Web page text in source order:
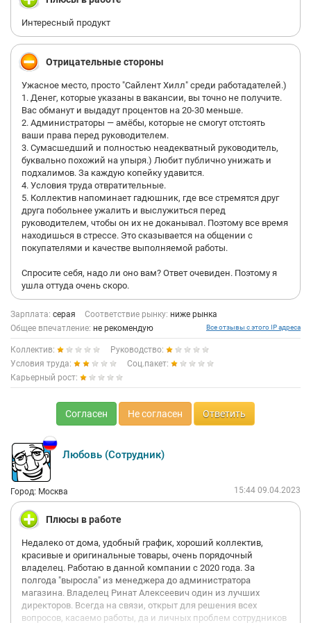
Отдельно хочу отметить, что любят накручивать отзывы о
дурачка-работника. Здесь, кстати, есть мой положительный
Интересный продукт
Отрицательные стороны
Ужасное место, просто "Сайлент Хилл" среди работадателей.)
1. Денег, которые указаны в вакансии, вы точно не получите.
Вас обманут и выдадут процентов на 20-30 меньше.
2. Администраторы — амёбы, которые не смогут отстоять
ваши права перед руководителем.
3. Сумасшедший и полностью неадекватный руководитель,
буквально похожий на упыря.) Любит публично унижать и
подхалимов. За каждую копейку удавится.
4. Условия труда отвратительные.
5. Коллектив напоминает гадюшник, где все стремятся друг
друга побольнее ужалить и выслужиться перед
руководителем, чтобы он их не доканывал. Поэтому все время
находишься в стрессе. Это сказывается на общении с
покупателями и качестве выполняемой работы.
Спросите себя, надо ли оно вам? Ответ очевиден. Поэтому я
ушла оттуда очень скоро.
Зарплата: серая Соответствие рынку: ниже рынка
Общее впечатление: не рекомендую Все отзывы с этого IP адреса
Коллектив:
Руководство:
Условия труда:
Соц.пакет:
Карьерный рост:
Согласен Не согласен Ответить
Любовь (Сотрудник)
Город: Москва 15:44 09.04.2023
Плюсы в работе
Недалеко от дома, удобный график, хороший коллектив,
красивые и оригинальные товары, очень порядочный
владелец. Работаю в данной компании с 2020 года. За
полгода "выросла" из менеджера до администратора
магазина. Владелец Ринат Алексеевич один из лучших
директоров. Всегда на связи, открыт для решения всех
вопросов, касаемо работы, да и личных проблем сотрудников